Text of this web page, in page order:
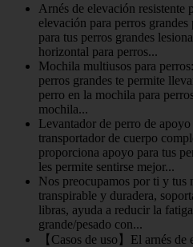
Arnés de elevación resistente
elevación para perros
para tus perros grandes
horizontal para perros...
Mochila multiusos para
perros grandes te permite
perro en la mochila para
mochila...
Levantador de perro de
transportador de cuerpo
proporciona apoyo para tus
les permite sentirse mejor...
Nos preocupamos por ti y tus
transpirable y duradera,
libras, ayuda a reducir la
grande/pesado con...
【Casos de uso】El arnés